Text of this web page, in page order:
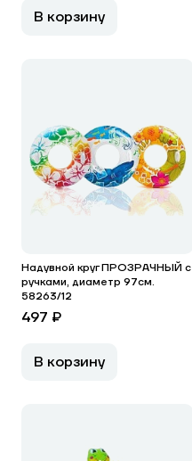
В корзину
Надувной круг ПРОЗРАЧНЫЙ с
ручками, диаметр 97см.
58263/12
497 ₽
В корзину